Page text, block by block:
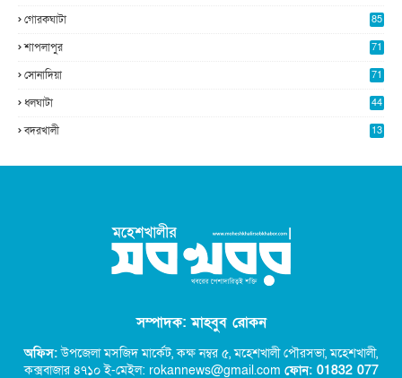
গোরকঘাটা 85
শাপলাপুর 71
সোনাদিয়া 71
ধলঘাটা 44
বদরখালী 13
সম্পাদক: মাহবুব রোকন
অফিস:উপজেলা মসজিদ মার্কেট, কক্ষ নম্বর ৫,মহেশখালী পৌরসভা, মহেশখালী,
কক্সবাজার ৪৭১০ ই-মেইল: rokannews@gmail.com ফোন: 01832 077